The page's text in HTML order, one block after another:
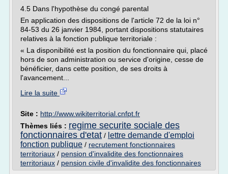
4.5 Dans l'hypothèse du congé parental
En application des dispositions de l'article 72 de la loi n°
84-53 du 26 janvier 1984, portant dispositions statutaires
relatives à la fonction publique territoriale :
« La disponibilité est la position du fonctionnaire qui, placé
hors de son administration ou service d'origine, cesse de
bénéficier, dans cette position, de ses droits à
l'avancement...
Lire la suite
Site : http://www.wikiterritorial.cnfpt.fr
Thèmes liés : regime securite sociale des
fonctionnaires d'etat / lettre demande d'emploi
fonction publique / recrutement fonctionnaires
territoriaux / pension d'invalidite des fonctionnaires
territoriaux / pension civile d'invalidite des fonctionnaires